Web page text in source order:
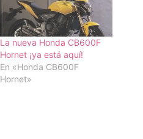
La nueva Honda CB600F
Hornet ¡ya está aquí!
En «Honda CB600F
Hornet»